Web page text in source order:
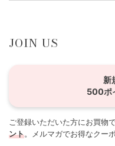
JOIN US
新
500ポ
ご登録いただいた方にお買物
ント。メルマガでお得なクー